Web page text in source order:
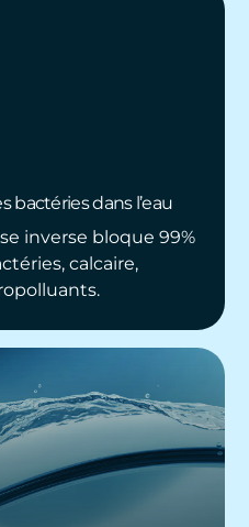
bactéries dans l’eau
inverse bloque 99%
calcaire,